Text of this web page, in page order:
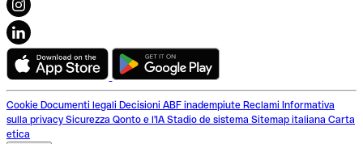
Cookie Documenti legali Decisioni ABF inadempiute Reclami Informativa
sulla privacy Sicurezza Qonto e l'IA Stadio de sistema Sitemap italiana Carta
etica